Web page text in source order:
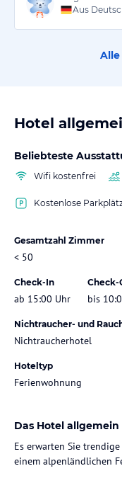
Aus
Hotel
Beliebteste
Wifi kostenfrei
Kostenlose
Gesamtzahl Zimmer
< 50
Check-In
ab 15:00 Uhr
Check-
bis
Nichtraucher- und
Nichtraucherhotel
Hoteltyp
Ferienwohnung
Das Hotel allgemein
Es erwarten Sie